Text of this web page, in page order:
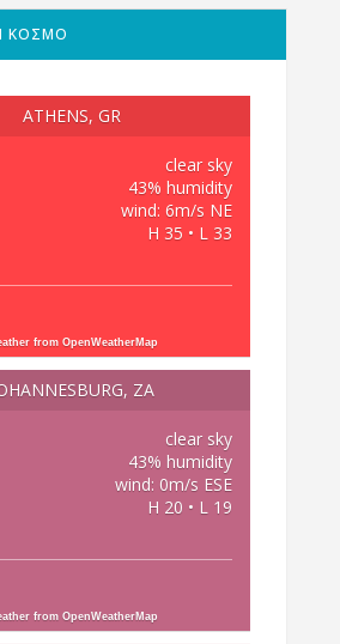
ΚΟΣΜΟ
ATHENS, GR
clear sky
43% humidity
wind: 6m/s NE
H 35 • L 33
from OpenWeatherMap
ZA
clear sky
43% humidity
wind: 0m/s ESE
H 20 • L 19
from OpenWeatherMap